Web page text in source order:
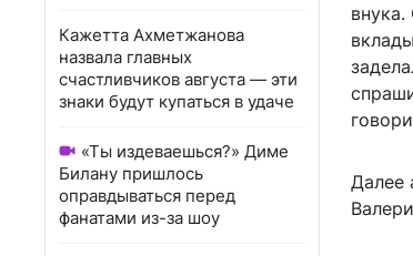
Кажетта Ахметжанова
назвала главных
счастливчиков августа — эти
знаки будут купаться в удаче
«Ты издеваешься?» Диме
Билану пришлось
оправдываться перед
фанатами из-за шоу
Далее